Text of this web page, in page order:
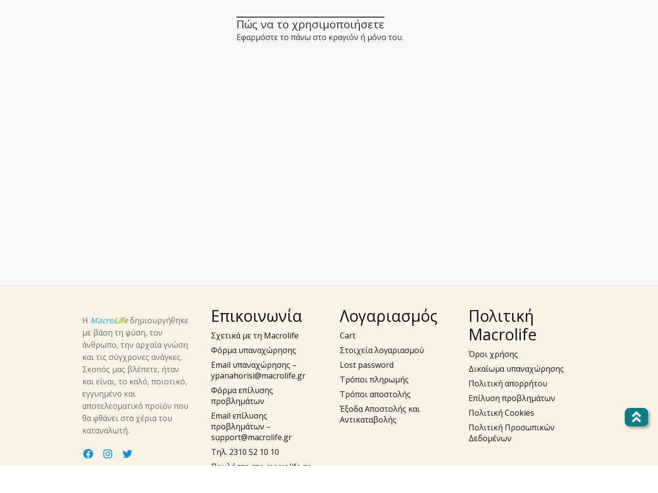
Πώς να το χρησιμοποιήσετε
Εφαρμόστε το πάνω στο κραγιόν ή μόνο του.
Η MacroLifeδημιουργήθηκε
με βάση τη φύση, τον
άνθρωπο, την αρχαία γνώση
και τις σύγχρονες ανάγκες.
Σκοπός μας βλέπετε, ήταν
και είναι, το καλό, ποιοτικό,
εγγυημένο και
αποτελεσματικό προϊόν που
θα φθάνει στα χέρια του
καταναλωτή.
facebook instagram twitter
Επικοινωνία
Σχετικά με τη Macrolife
Φόρμα υπαναχώρησης
Email υπαναχώρησης –
ypanahorisi@macrolife.gr
Φόρμα επίλυσης
προβλημάτων
Email επίλυσης
προβλημάτων –
support@macrolife.gr
Τηλ. 2310 52 10 10
Πουλήστε στο macrolife.gr
Λογαριασμός
Cart
Στοιχεία λογαριασμού
Lost password
Τρόποι πληρωμής
Τρόποι αποστολής
Έξοδα Αποστολής και
Αντικαταβολής
Πολιτική
Macrolife
Όροι χρήσης
Δικαίωμα υπαναχώρησης
Πολιτική απορρήτου
Επίλυση προβλημάτων
Πολιτική Cookies
Πολιτική Προσωπικών
Δεδομένων